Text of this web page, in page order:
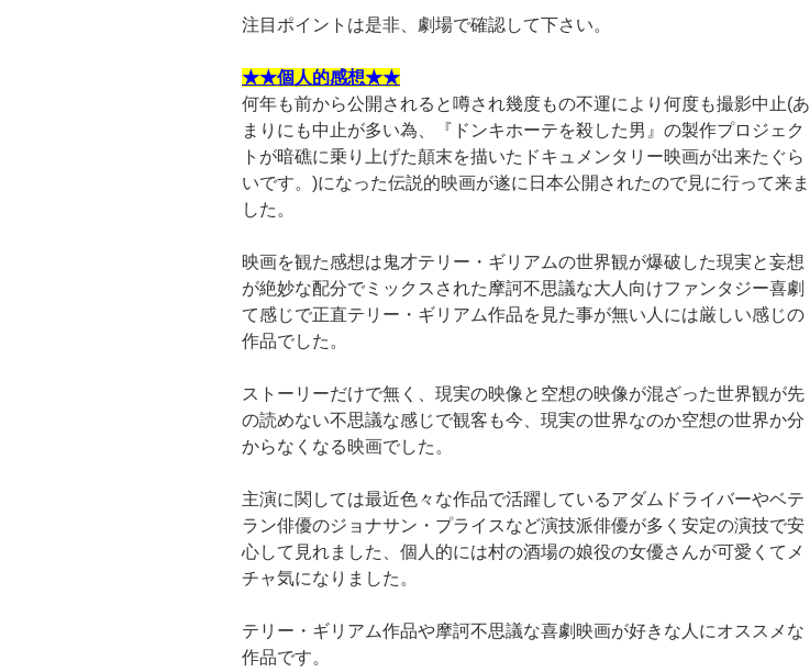
注目ポイントは是非、劇場で確認して下さい。
★★個人的感想★★
何年も前から公開されると噂され幾度もの不運により何度も撮影中止(あ
まりにも中止が多い為、『ドンキホーテを殺した男』の製作プロジェク
トが暗礁に乗り上げた顛末を描いたドキュメンタリー映画が出来たぐら
いです。)になった伝説的映画が遂に日本公開されたので見に行って来ま
した。
映画を観た感想は鬼才テリー・ギリアムの世界観が爆破した現実と妄想
が絶妙な配分でミックスされた摩訶不思議な大人向けファンタジー喜劇
て感じで正直テリー・ギリアム作品を見た事が無い人には厳しい感じの
作品でした。
ストーリーだけで無く、現実の映像と空想の映像が混ざった世界観が先
の読めない不思議な感じで観客も今、現実の世界なのか空想の世界か分
からなくなる映画でした。
主演に関しては最近色々な作品で活躍しているアダムドライバーやベテ
ラン俳優のジョナサン・プライスなど演技派俳優が多く安定の演技で安
心して見れました、個人的には村の酒場の娘役の女優さんが可愛くてメ
チャ気になりました。
テリー・ギリアム作品や摩訶不思議な喜劇映画が好きな人にオススメな
作品です。